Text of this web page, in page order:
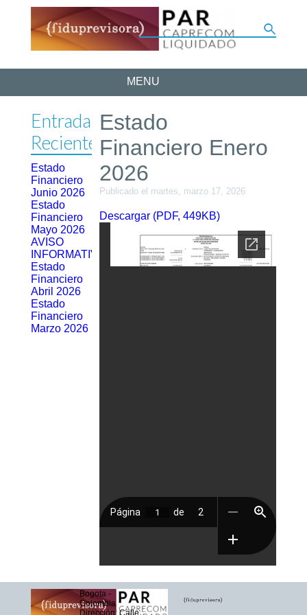
MENU
Entradas
Recientes
Estado
Financiero
Junio 2026
Estado
Financiero
Mayo 2026
AVISO
INFORMATIVO
Estado
Financiero
Abril 2026
Estado
Financiero
Marzo 2026
Estado
Financiero Enero
2026
Publicado el martes, marzo 17, 2026
Descargar (PDF, 449KB)
Bogota -
Colombia
Dirección: Calle